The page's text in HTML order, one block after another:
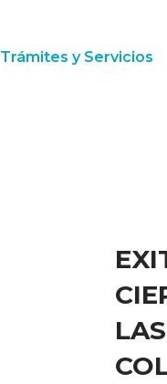
Trámites y Servicios
LAS